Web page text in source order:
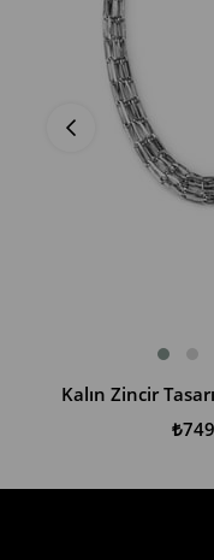
SEPETE EKLE
Kalın Zincir